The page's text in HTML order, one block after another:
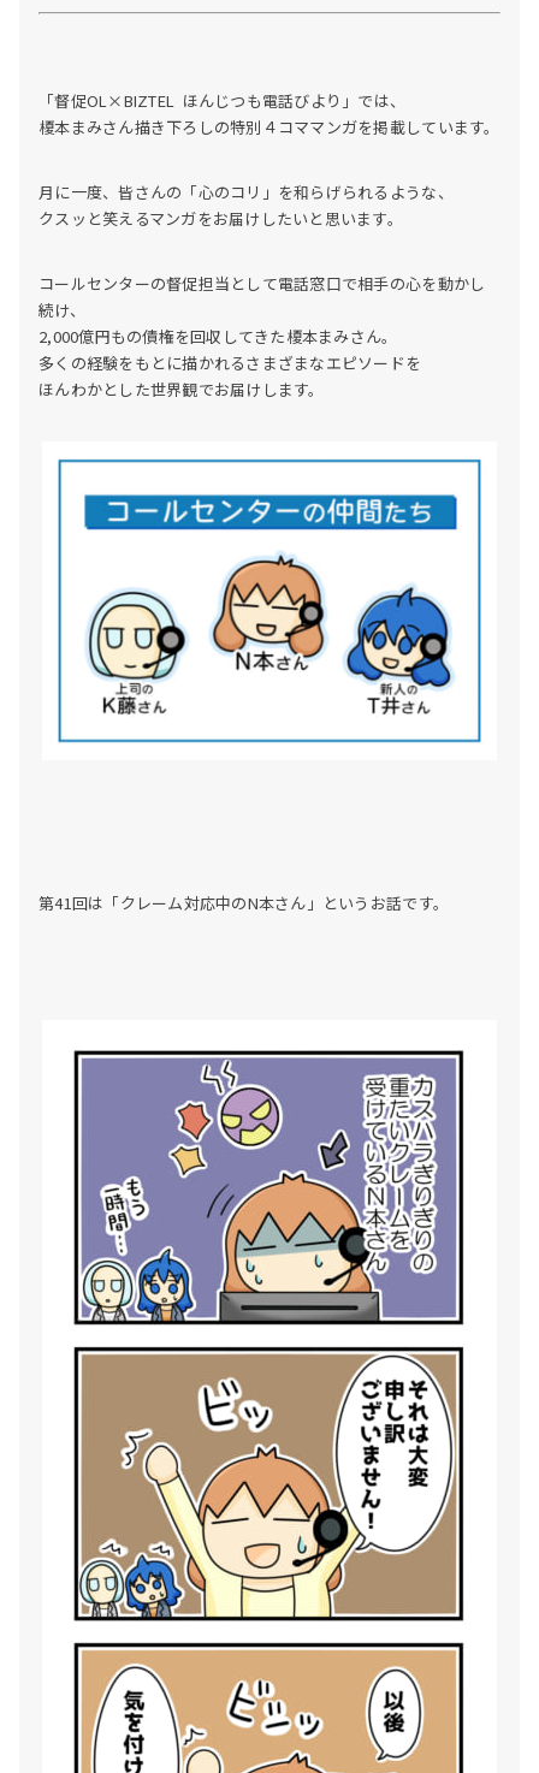
「督促OL×BIZTEL ほんじつも電話びより」では、
榎本まみさん描き下ろしの特別４コママンガを掲載しています。
月に一度、皆さんの「心のコリ」を和らげられるような、
クスッと笑えるマンガをお届けしたいと思います。
コールセンターの督促担当として電話窓口で相手の心を動かし
続け、
2,000億円もの債権を回収してきた榎本まみさん。
多くの経験をもとに描かれるさまざまなエピソードを
ほんわかとした世界観でお届けします。
第41回は「クレーム対応中のN本さん」というお話です。